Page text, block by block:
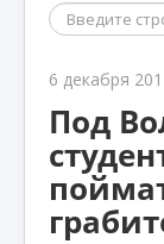
Поиск
6 декабря
Под